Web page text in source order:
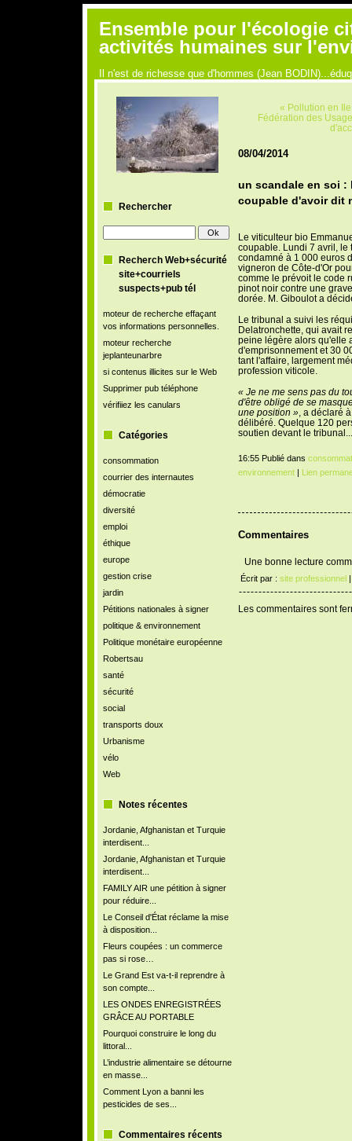
Ensemble pour l'écologie
activités humaines sur
Il n'est de richesse que d'hommes (Jean
Rechercher
Recherch Web+sécurité
site+courriels
suspects+pub tél
moteur de recherche effaçant
vos informations personnelles.
moteur recherche
jeplanteunarbre
si contenus illicites sur le Web
Supprimer pub téléphone
vérifiiez les canulars
Catégories
consommation
courrier des internautes
démocratie
diversité
emploi
éthique
europe
gestion crise
jardin
Pétitions nationales à signer
politique & environnement
Politique monétaire européenne
Robertsau
santé
sécurité
social
transports doux
Urbanisme
vélo
Web
Notes récentes
Jordanie, Afghanistan et Turquie
interdisent...
Jordanie, Afghanistan et Turquie
interdisent...
FAMILY AIR une pétition à signer
pour réduire...
Le Conseil d'État réclame la mise
à disposition...
Fleurs coupées : un commerce
pas si rose…
Le Grand Est va-t-il reprendre à
son compte...
LES ONDES ENREGISTRÉES
GRÂCE AU PORTABLE
Pourquoi construire le long du
littoral...
L’industrie alimentaire se détourne
en masse...
Comment Lyon a banni les
pesticides de ses...
Commentaires récents
« Pollution en
Fédération des
08/04/2014
un scandale en soi :
coupable d'avoir dit
Le viticulteur bio
coupable. Lundi 7 avril, le
condamné à 1 000 euros
vigneron de Côte-d'Or
comme le prévoit le code
pinot noir contre une
dorée. M. Giboulot a
Le tribunal a suivi les
Delatronchette, qui avait
peine légère alors qu'elle
d'emprisonnement et 30
tant l'affaire, largement
profession viticole.
« Je ne me sens pas du
d'être obligé de se
une position », a déclaré
délibéré. Quelque 120
soutien devant le
16:55 Publié dans
environnement| Lien
Commentaires
Une bonne lecture
Écrit par : site professionnel|
Les commentaires sont